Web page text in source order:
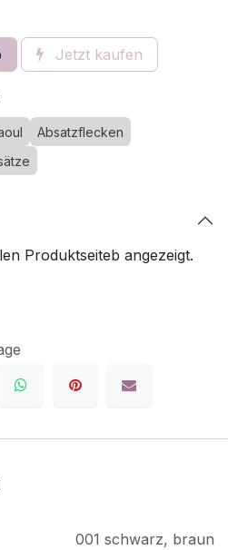
Jetzt kaufen
Absatzflecken
Produktseiteb angezeigt.
001 schwarz, braun